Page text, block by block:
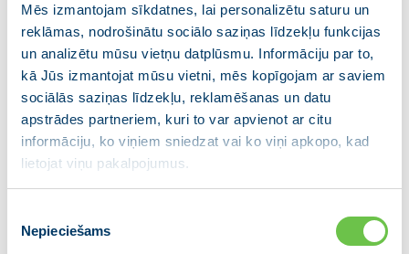
Mēs izmantojam sīkdatnes, lai personalizētu saturu un
reklāmas, nodrošinātu sociālo saziņas līdzekļu funkcijas
un analizētu mūsu vietņu datplūsmu. Informāciju par to,
kā Jūs izmantojat mūsu vietni, mēs kopīgojam ar saviem
sociālās saziņas līdzekļu, reklamēšanas un datu
apstrādes partneriem, kuri to var apvienot ar citu
informāciju, ko viņiem sniedzat vai ko viņi apkopo, kad
lietojat viņu pakalpojumus.
izvēle
Nepieciešams
reģionālajai attīstībai un darba produktivitātes
celšanai. Izglītība, zinātne un pētniecība noteikti ir
jomas, kuras ir svarīgas Latvijas nākotnei.
Pagājušajā gadā Austrumu kaimiņu reģionā notika
vairāki satricinājumi, tai skaitā vardarbīga protestu
apspiešana un represijas pret pilsonisko sabiedrību
Baltkrievijā pēc falsificētajām prezidentu vēlēšanām,
Ņemot vērā šos notikumus reģionā, jādomā jaunus